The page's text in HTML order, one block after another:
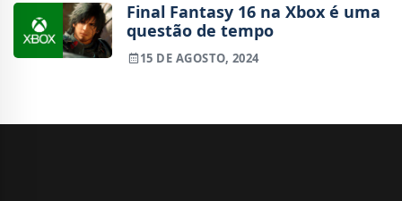
Final Fantasy 16 na Xbox é uma
questão de tempo
15 DE AGOSTO, 2024